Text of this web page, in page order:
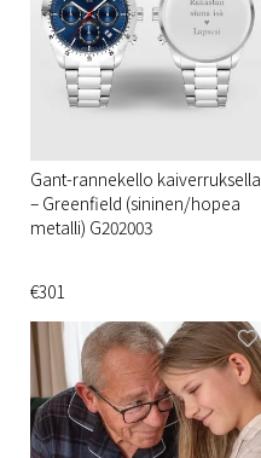
Gant-rannekello kaiverruksella
– Greenfield (sininen/hopea
metalli) G202003
€301